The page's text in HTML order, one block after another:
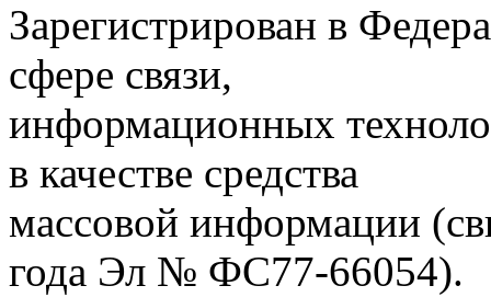
Зарегистрирован в
сфере связи,
информационных
в качестве средства
массовой информации
года Эл № ФС77-66054).